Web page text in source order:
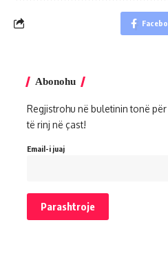
Abonohu
Regjistrohu në buletinin tonë
të rinj në çast!
Email-i juaj